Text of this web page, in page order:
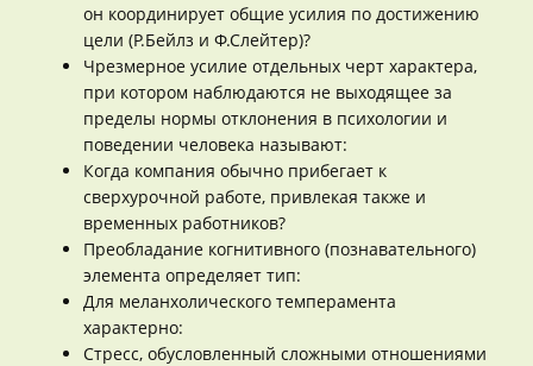
он координирует общие усилия по достижению
цели (Р.Бейлз и Ф.Слейтер)?
Чрезмерное усилие отдельных черт характера,
при котором наблюдаются не выходящее за
пределы нормы отклонения в психологии и
поведении человека называют:
Когда компания обычно прибегает к
сверхурочной работе, привлекая также и
временных работников?
Преобладание когнитивного (познавательного)
элемента определяет тип:
Для меланхолического темперамента
характерно:
Стресс, обусловленный сложными отношениями